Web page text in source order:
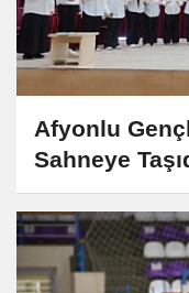
Afyonlu
Sahneye